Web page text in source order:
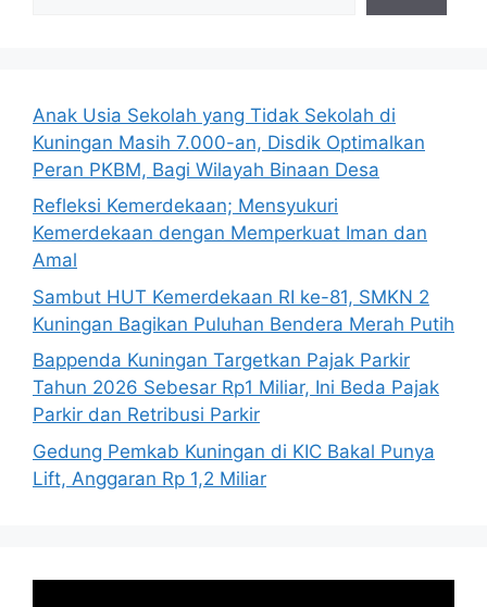
Anak Usia Sekolah yang Tidak Sekolah di
Kuningan Masih 7.000-an, Disdik Optimalkan
Peran PKBM, Bagi Wilayah Binaan Desa
Refleksi Kemerdekaan; Mensyukuri
Kemerdekaan dengan Memperkuat Iman dan
Amal
Sambut HUT Kemerdekaan RI ke-81, SMKN 2
Kuningan Bagikan Puluhan Bendera Merah Putih
Bappenda Kuningan Targetkan Pajak Parkir
Tahun 2026 Sebesar Rp1 Miliar, Ini Beda Pajak
Parkir dan Retribusi Parkir
Gedung Pemkab Kuningan di KIC Bakal Punya
Lift, Anggaran Rp 1,2 Miliar